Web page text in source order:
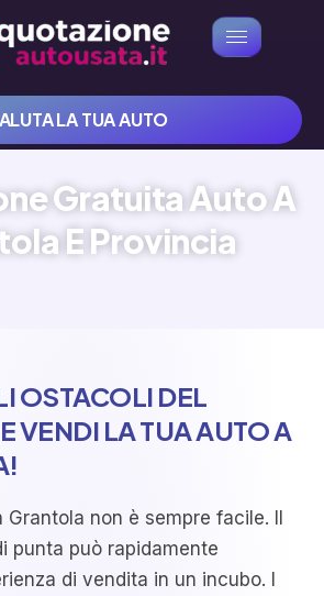
LA TUA AUTO
Gratuita Auto A
E Provincia
OSTACOLI DEL
VENDI LA TUA AUTO A
Grantola non è sempre facile. Il
punta può rapidamente
di vendita in un incubo. I